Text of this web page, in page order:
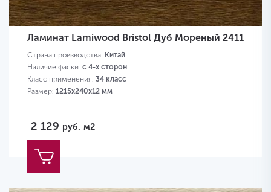
Ламинат Lamiwood Bristol Дуб Мореный 2411
Страна производства: Китай
Наличие фаски: с 4-х сторон
Класс применения: 34 класс
Размер: 1215х240х12 мм
2 129 руб. м2